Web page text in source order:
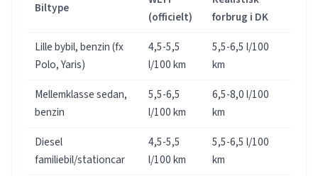
Biltype
(officielt)
forbrug i DK
Lille bybil, benzin (fx
Polo, Yaris)
4,5-5,5
l/100 km
5,5-6,5 l/100
km
Mellemklasse sedan,
benzin
5,5-6,5
l/100 km
6,5-8,0 l/100
km
Diesel
familiebil/stationcar
4,5-5,5
l/100 km
5,5-6,5 l/100
km